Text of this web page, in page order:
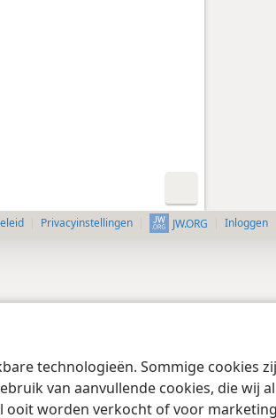
technologieën. Sommige cookies
van aanvullende cookies, die wij
ooit worden verkocht of voor
Privacyinstellingen JW.ORG Inloggen